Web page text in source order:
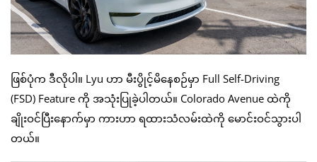
ဖြစ်ပုံက ဒီလိုပါ။ Lyu ဟာ မီးပွိုင့်မိနေစဉ်မှာ Full Self-Driving
(FSD) Feature ကို အသုံးပြုခဲ့ပါတယ်။ Colorado Avenue ထဲကို
ချိုးဝင်ပြီးနောက်မှာ ကားဟာ ရထားသံလမ်းထဲကို မောင်းဝင်သွားပါ
တယ်။